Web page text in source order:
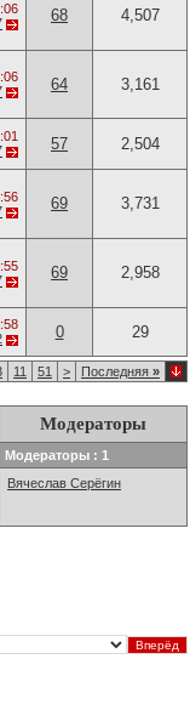
68 4,507
64 3,161
57 2,504
69 3,731
69 2,958
0 29
11 51 > Последняя »
Модераторы
Модераторы : 1
Вячеслав Серёгин